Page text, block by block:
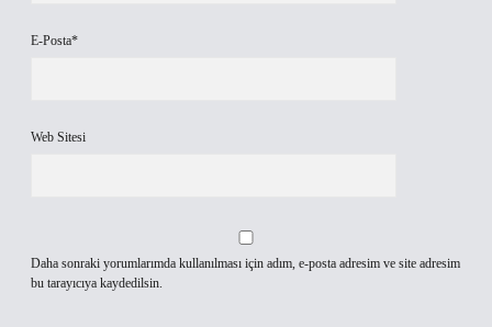
E-Posta*
Web Sitesi
Daha sonraki yorumlarımda kullanılması için adım, e-posta adresim ve site adresim
bu tarayıcıya kaydedilsin.